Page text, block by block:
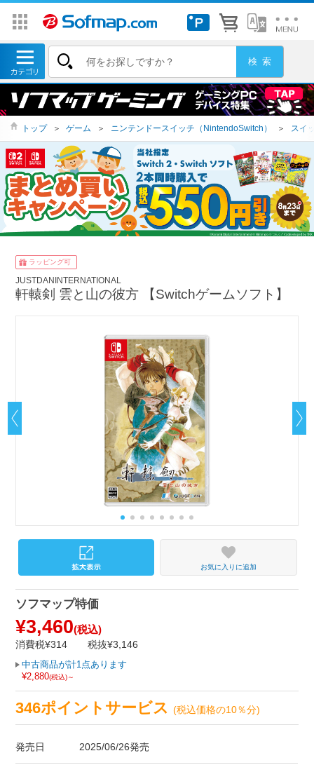
トップ ＞ ゲーム ＞ ニンテンドースイッチ（NintendoSwitch） ＞ スイ
ラッピング可
JUSTDANINTERNATIONAL
軒轅剣 雲と山の彼方 【Switchゲームソフト】
お気に入りに追加
ソフマップ特価
¥3,460(税込)
消費税¥314 税抜¥3,146
中古商品が計1点あります
¥2,880(税込)～
346ポイントサービス(税込価格の10％分)
発売日 2025/06/26発売